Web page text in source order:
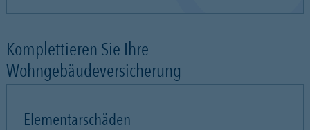
Komplettieren Sie Ihre
Wohngebäudeversicherung
Elementarschäden